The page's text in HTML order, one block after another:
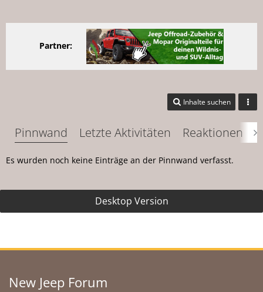
Partner:
Inhalte suchen
Pinnwand Letzte Aktivitäten Reaktionen
Es wurden noch keine Einträge an der Pinnwand verfasst.
Desktop Version
New Jeep Forum